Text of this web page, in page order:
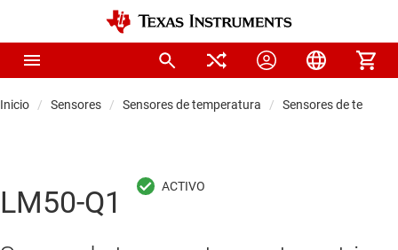
Inicio Sensores Sensores de temperatura Sensores de
LM50-Q1